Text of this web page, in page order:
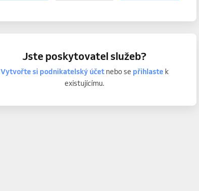
Jste poskytovatel služeb?
Vytvořte si podnikatelský účetnebo se přihlastek
existujícímu.